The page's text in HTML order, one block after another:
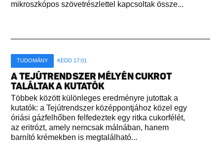
mikroszkópos szövetrészlettel kapcsoltak össze...
TUDOMÁNY KEDD 17:01
A TEJÚTRENDSZER MÉLYÉN CUKROT
TALÁLTAK A KUTATÓK
Többek között különleges eredményre jutottak a
kutatók: a Tejútrendszer középpontjához közel egy
óriási gázfelhőben felfedeztek egy ritka cukorfélét,
az eritrózt, amely nemcsak málnában, hanem
barnító krémekben is megtalálható...